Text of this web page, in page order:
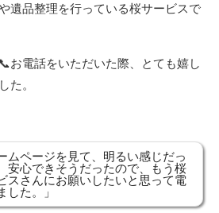
遺品整理を行っている桜サービスで
お電話をいただいた際、とても嬉し
た。
ムページを見て、明るい感じだっ
安心できそうだったので、もう桜
スさんにお願いしたいと思って電
した。」